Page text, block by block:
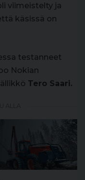
viimeistelty ja
käsissä on
testanneet
Nokian
Tero Saari.